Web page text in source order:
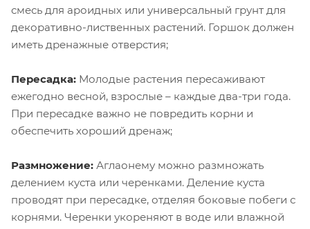
смесь для ароидных или универсальный грунт для
декоративно-лиственных растений. Горшок должен
иметь дренажные отверстия;
Пересадка: Молодые растения пересаживают
ежегодно весной, взрослые – каждые два-три года.
При пересадке важно не повредить корни и
обеспечить хороший дренаж;
Размножение: Аглаонему можно размножать
делением куста или черенками. Деление куста
проводят при пересадке, отделяя боковые побеги с
корнями. Черенки укореняют в воде или влажной